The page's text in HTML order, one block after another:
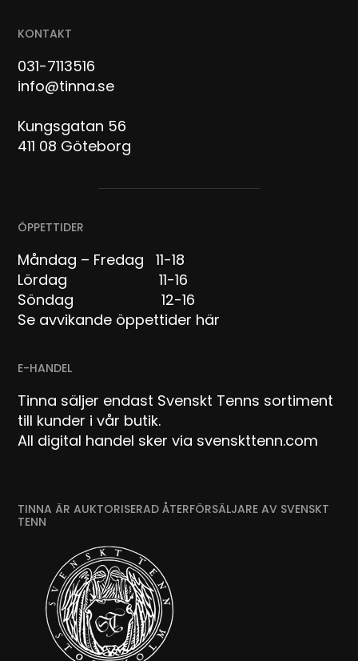
KONTAKT
031-7113516
info@tinna.se
Kungsgatan 56
411 08 Göteborg
ÖPPETTIDER
Måndag – Fredag 11-18
Lördag 11-16
Söndag 12-16
Se avvikande öppettider här
E-HANDEL
Tinna säljer endast Svenskt Tenns sortiment
till kunder i vår butik.
All digital handel sker via svenskttenn.com
TINNA ÄR AUKTORISERAD ÅTERFÖRSÄLJARE AV SVENSKT
TENN